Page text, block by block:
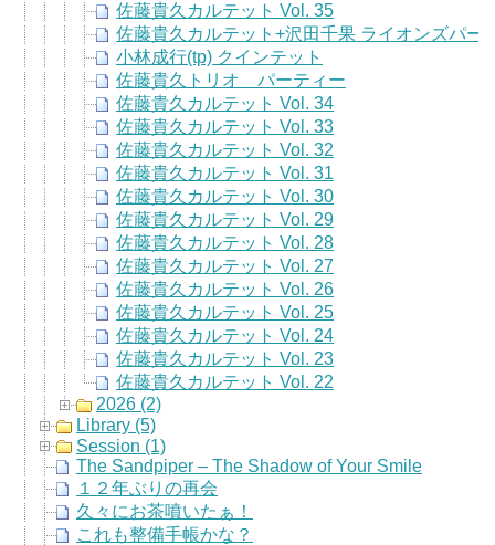
佐藤貴久カルテット Vol. 35
佐藤貴久カルテット+沢田千果 ライオンズパー
小林成行(tp) クインテット
佐藤貴久トリオ パーティー
佐藤貴久カルテット Vol. 34
佐藤貴久カルテット Vol. 33
佐藤貴久カルテット Vol. 32
佐藤貴久カルテット Vol. 31
佐藤貴久カルテット Vol. 30
佐藤貴久カルテット Vol. 29
佐藤貴久カルテット Vol. 28
佐藤貴久カルテット Vol. 27
佐藤貴久カルテット Vol. 26
佐藤貴久カルテット Vol. 25
佐藤貴久カルテット Vol. 24
佐藤貴久カルテット Vol. 23
佐藤貴久カルテット Vol. 22
2026 (2)
Library (5)
Session (1)
The Sandpiper – The Shadow of Your Smile
１２年ぶりの再会
久々にお茶噴いたぁ！
これも整備手帳かな？